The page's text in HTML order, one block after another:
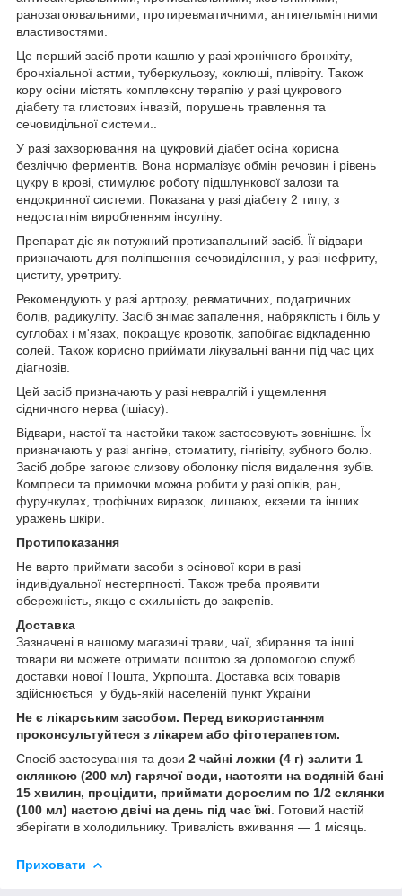
ранозагоювальними, протиревматичними, антигельмінтними
властивостями.
Це перший засіб проти кашлю у разі хронічного бронхіту,
бронхіальної астми, туберкульозу, коклюші, плівріту. Також
кору осіни містять комплексну терапію у разі цукрового
діабету та глистових інвазій, порушень травлення та
сечовидільної системи..
У разі захворювання на цукровий діабет осіна корисна
безліччю ферментів. Вона нормалізує обмін речовин і рівень
цукру в крові, стимулює роботу підшлункової залози та
ендокринної системи. Показана у разі діабету 2 типу, з
недостатнім виробленням інсуліну.
Препарат діє як потужний протизапальний засіб. Її відвари
призначають для поліпшення сечовиділення, у разі нефриту,
циститу, уретриту.
Рекомендують у разі артрозу, ревматичних, подагричних
болів, радикуліту. Засіб знімає запалення, набряклість і біль у
суглобах і м'язах, покращує кровотік, запобігає відкладенню
солей. Також корисно приймати лікувальні ванни під час цих
діагнозів.
Цей засіб призначають у разі невралгій і ущемлення
сідничного нерва (ішіасу).
Відвари, настої та настойки також застосовують зовнішнє. Їх
призначають у разі ангіне, стоматиту, гінгівіту, зубного болю.
Засіб добре загоює слизову оболонку після видалення зубів.
Компреси та примочки можна робити у разі опіків, ран,
фурункулах, трофічних виразок, лишаюх, екземи та інших
уражень шкіри.
Протипоказання
Не варто приймати засоби з осінової кори в разі
індивідуальної нестерпності. Також треба проявити
обережність, якщо є схильність до закрепів.
Доставка
Зазначені в нашому магазині трави, чаї, збирання та інші
товари ви можете отримати поштою за допомогою служб
доставки нової Пошта, Укрпошта. Доставка всіх товарів
здійснюється у будь-якій населеній пункт України
Не є лікарським засобом. Перед використанням
проконсультуйтеся з лікарем або фітотерапевтом.
Спосіб застосування та дози 2 чайні ложки (4 г) залити 1
склянкою (200 мл) гарячої води, настояти на водяній бані
15 хвилин, процідити, приймати дорослим по 1/2 склянки
(100 мл) настою двічі на день під час їжі . Готовий настій
зберігати в холодильнику. Тривалість вживання — 1 місяць.
Приховати